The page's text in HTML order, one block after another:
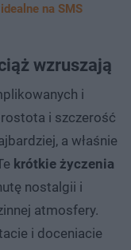
na SMS
wzruszają
i
i szczerość
a właśnie
krótkie życzenia
nostalgii i
atmosfery.
i doceniacie